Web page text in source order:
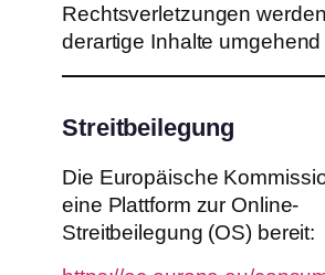
Rechtsverletzungen
derartige Inhalte
Streitbeilegung
Die Europäische
eine Plattform zur Online-
Streitbeilegung (OS) bereit: